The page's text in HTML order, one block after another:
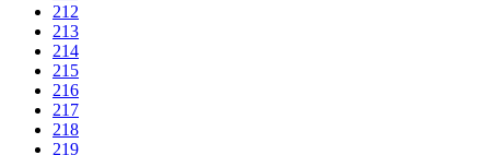
212
213
214
215
216
217
218
219